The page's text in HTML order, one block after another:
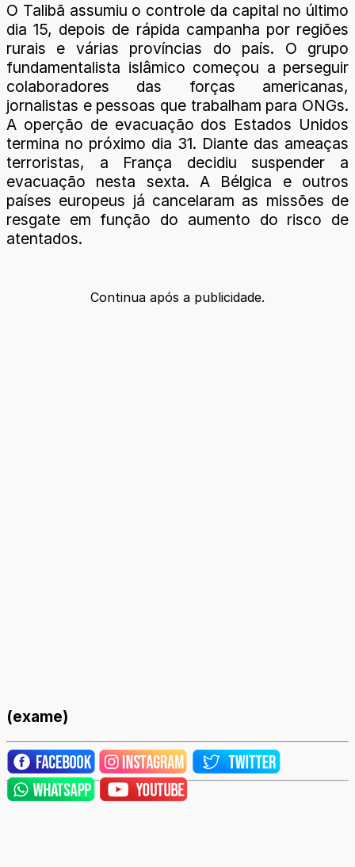
O Talibã assumiu o controle da capital no último
dia 15, depois de rápida campanha por regiões
rurais e várias províncias do país. O grupo
fundamentalista islâmico começou a perseguir
colaboradores das forças americanas,
jornalistas e pessoas que trabalham para ONGs.
A operção de evacuação dos Estados Unidos
termina no próximo dia 31. Diante das ameaças
terroristas, a França decidiu suspender a
evacuação nesta sexta. A Bélgica e outros
países europeus já cancelaram as missões de
resgate em função do aumento do risco de
atentados.
Continua após a publicidade.
(exame)